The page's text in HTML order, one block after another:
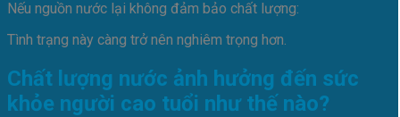
Nếu nguồn nước lại không đảm bảo chất lượng:
Tình trạng này càng trở nên nghiêm trọng hơn.
Chất lượng nước ảnh hưởng đến sức
khỏe người cao tuổi như thế nào?